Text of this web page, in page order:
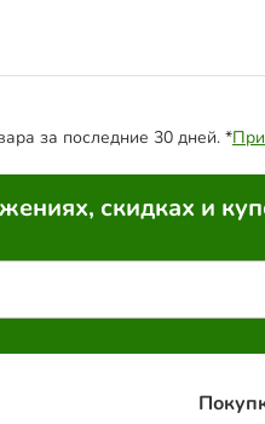
за последние 30 дней. *
скидках и